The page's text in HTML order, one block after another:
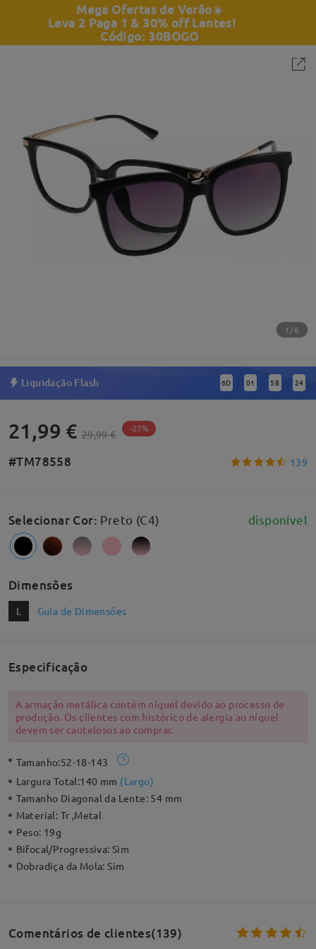
Mega Ofertas de Verão☀️
Leva 2 Paga 1 & 30% off Lentes!
Código: 30BOGO
1/6
Liquidação Flash 6D : 01 : 58 : 23
21,99 € 29,99 € -27%
#TM78558 139
Selecionar Cor: Preto (C4) disponível
Dimensões
L Guia de Dimensões
Especificação
A armação metálica contém níquel devido ao processo de
produção. Os clientes com histórico de alergia ao níquel
devem ser cautelosos ao comprar.
Tamanho:52-18-143
Largura Total:140 mm (Largo)
Tamanho Diagonal da Lente: 54 mm
Material: Tr ,Metal
Peso: 19g
Bifocal/Progressiva:Sim
Dobradiça da Mola:Sim
Comentários de clientes(139)